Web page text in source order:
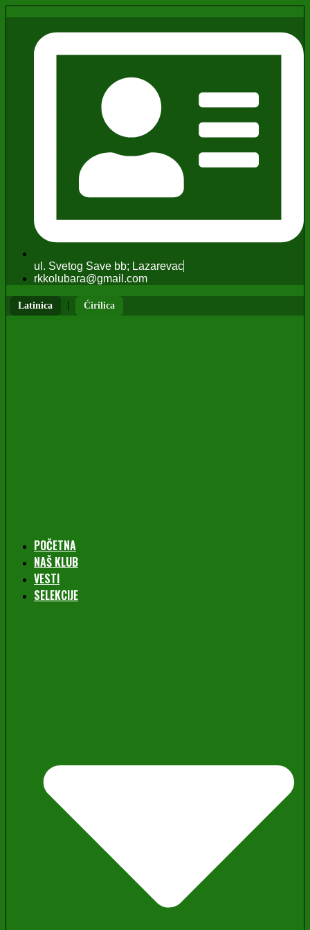
ul. Svetog Save bb; Lazarevac
rkkolubara@gmail.com
Latinica | Ćirilica
POČETNA
NAŠ KLUB
VESTI
SELEKCIJE